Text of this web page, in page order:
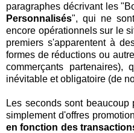
paragraphes décrivant les
Personnalisés", qui ne
encore opérationnels sur le
premiers s'apparentent à
formes de réductions ou
commerçants partenaires),
inévitable et obligatoire (de
Les seconds sont
simplement d'offres
en fonction des